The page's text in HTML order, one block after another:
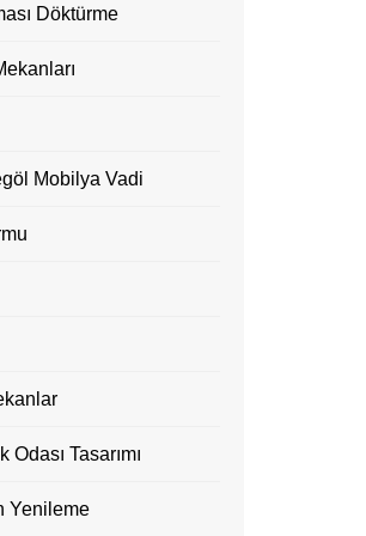
Döktürme
Mobilya Vadi
Tasarımı
Yenileme